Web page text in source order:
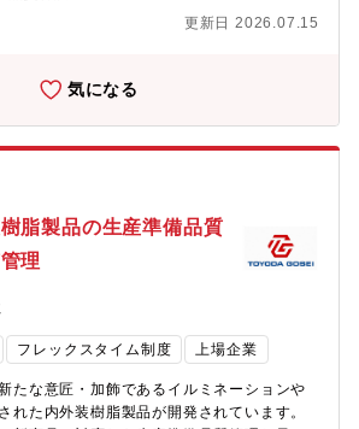
と創造性をすぐそばで支え、社会の発展と地
切にできる方。■社内外の関係者と円滑にコ
ら、オムロン製品に搭載するのか、部材の
導体のサプライヤ監査人財を募集します。
の売上拡大を実現するという、大きな取り
いという仲間をお待ちしています。【ミッ
メーカーへのサプライヤー監査(新規が8割程
ていただきます(サプライヤーの開発段階ま
っていただきます)【配属部門】■グローバ
本部 L品質監査室 Lサプライヤ監査
半導体、回路部品、電池、原材料な
L加工品監査課(PWBなど)：3
は、オムロン内の事業に対する購買、品
制および付加価値創出が役割となる。■配属
部は各事業で使用する部材メーカの品質監
査部のロケーションは京都事業所となる。
の人数や雰囲気】■研究開発、商品開発、生
更新日 2026.07.15
気になる
脂製品の生産準備品質
理
フレックスタイム制度 上場企業
たな意匠・加飾であるイルミネーションや
れた内外装樹脂製品が開発されています。